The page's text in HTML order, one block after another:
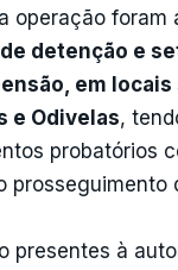
operação foram
detenção e
em
e Odivelas,
probatórios
prosseguimento
presentes à